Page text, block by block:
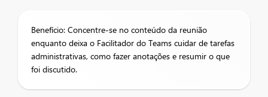
Benefício: Concentre-se no conteúdo da reunião
enquanto deixa o Facilitador do Teams cuidar de tarefas
administrativas, como fazer anotações e resumir o que
foi discutido.